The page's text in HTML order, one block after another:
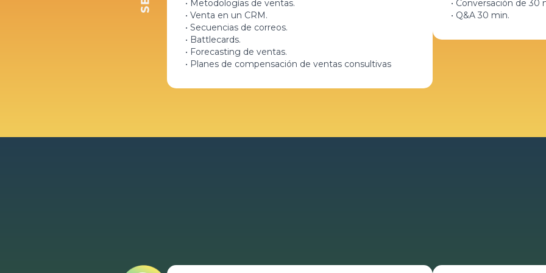
• Metodologías de ventas.
• Venta en un CRM.
• Secuencias de correos.
• Battlecards.
• Forecasting de ventas.
• Planes de compensación de ventas consultivas
• Conversación de 30
• Q&A 30 min.